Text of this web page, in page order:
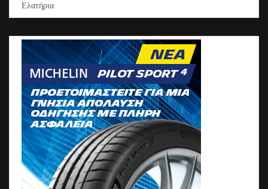
Ελατήρια